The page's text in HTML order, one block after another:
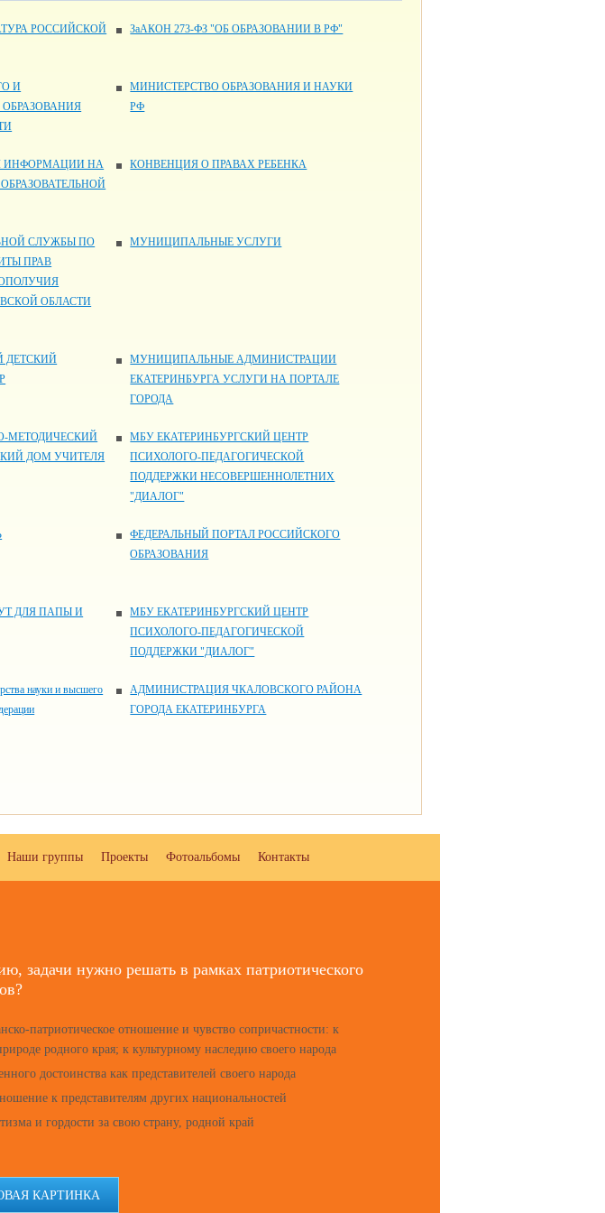
РОССИЙСКОЙ
ЗаАКОН 273-ФЗ "ОБ ОБРАЗОВАНИИ В РФ"
И
МИНИСТЕРСТВО ОБРАЗОВАНИЯ И НАУКИ
РФ
ИНФОРМАЦИИ НА
КОНВЕНЦИЯ О ПРАВАХ РЕБЕНКА
СЛУЖБЫ ПО
ПРАВ
ОБЛАСТИ
МУНИЦИПАЛЬНЫЕ УСЛУГИ
ДЕТСКИЙ
МУНИЦИПАЛЬНЫЕ АДМИНИСТРАЦИИ
ЕКАТЕРИНБУРГА УСЛУГИ НА ПОРТАЛЕ
ГОРОДА
МЕТОДИЧЕСКИЙ
ДОМ УЧИТЕЛЯ
МБУ ЕКАТЕРИНБУРГСКИЙ ЦЕНТР
ПСИХОЛОГО-ПЕДАГОГИЧЕСКОЙ
ПОДДЕРЖКИ НЕСОВЕРШЕННОЛЕТНИХ
"ДИАЛОГ"
ФЕДЕРАЛЬНЫЙ ПОРТАЛ РОССИЙСКОГО
ОБРАЗОВАНИЯ
ДЛЯ ПАПЫ И
МБУ ЕКАТЕРИНБУРГСКИЙ ЦЕНТР
ПСИХОЛОГО-ПЕДАГОГИЧЕСКОЙ
ПОДДЕРЖКИ "ДИАЛОГ"
науки и высшего
АДМИНИСТРАЦИЯ ЧКАЛОВСКОГО РАЙОНА
ГОРОДА ЕКАТЕРИНБУРГА
Наши группы Проекты Фотоальбомы Контакты
задачи нужно решать в рамках патриотического
патриотическое отношение и чувство сопричастности: к
родного края; к культурному наследию своего народа
достоинства как представителей своего народа
к представителям других национальностей
и гордости за свою страну, родной край
КАРТИНКА